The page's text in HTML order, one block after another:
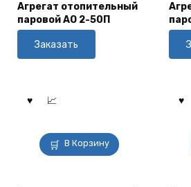
Агрегат отопительный
паровой АО 2-50П
Заказать
В Корзину